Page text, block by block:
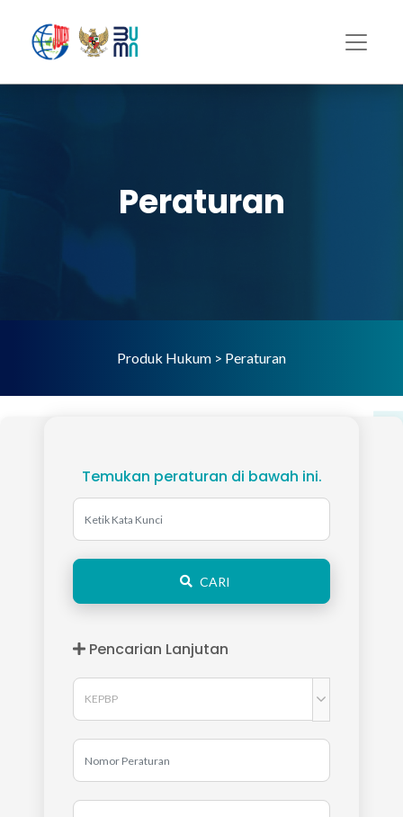
Peraturan
Produk Hukum > Peraturan
Temukan peraturan di bawah ini.
CARI
Pencarian Lanjutan